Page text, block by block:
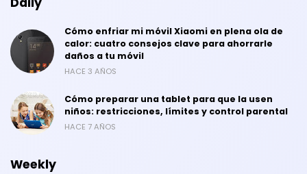
Cómo enfriar mi móvil Xiaomi en plena ola de
calor: cuatro consejos clave para ahorrarle
daños a tu móvil
HACE 3 AÑOS
Cómo preparar una tablet para que la usen
niños: restricciones, límites y control parental
HACE 7 AÑOS
Weekly